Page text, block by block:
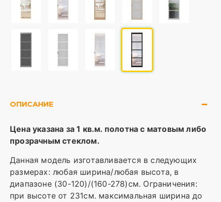
ОПИСАНИЕ
Цена указана за 1 кв.м. полотна с матовым либо
прозрачным стеклом.
Данная модель изготавливается в следующих
размерах: любая ширина/любая высота, в
диапазоне (30-120)/(160-278)см. Ограничения:
при высоте от 231см. максимальная ширина до